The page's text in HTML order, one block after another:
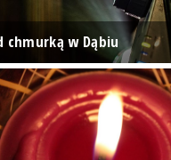
chmurką w Dąbiu